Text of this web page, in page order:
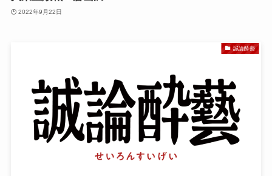
2022年9月22日
誠論酔藝